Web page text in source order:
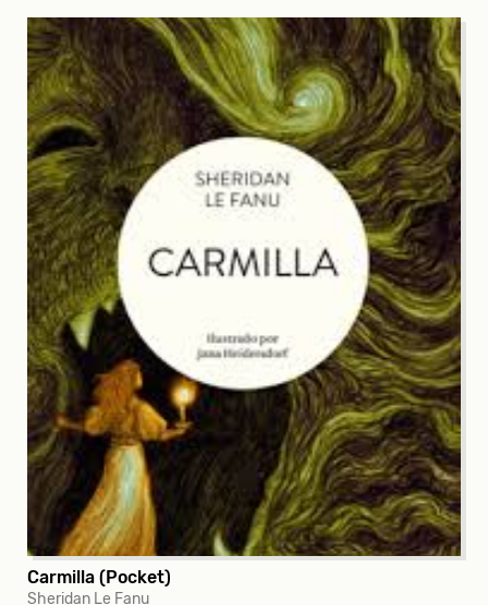
Carmilla (Pocket)
Sheridan Le Fanu